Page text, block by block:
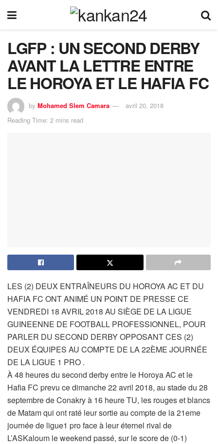
LGFP : UN SECOND DERBY
AVANT LA LETTRE ENTRE
LE HOROYA ET LE HAFIA FC
by Mohamed Slem Camara
avril 20, 2018
Reading Time: 2 mins read
LES (2) DEUX ENTRAÎNEURS DU HOROYA AC ET DU
HAFIA FC ONT ANIMÉ UN POINT DE PRESSE CE
VENDREDI 18 AVRIL 2018 AU SIÈGE DE LA LIGUE
GUINEENNE DE FOOTBALL PROFESSIONNEL, POUR
PARLER DU SECOND DERBY OPPOSANT CES (2)
DEUX ÉQUIPES AU COMPTE DE LA 22ÈME JOURNÉE
DE LA LIGUE 1 PRO .
À 48 heures du second derby entre le Horoya AC et le
Hafia FC prevu ce dimanche 22 avril 2018, au stade du 28
septembre de Conakry à 16 heure TU, les rouges et blancs
de Matam qui ont raté leur sortie au compte de la 21eme
journée de ligue1 pro face à leur éternel rival de
L’ASKaloum le weekend passé, sur le score de (0-1)